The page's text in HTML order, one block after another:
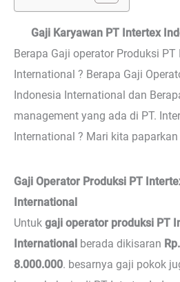
Gaji Karyawan PT Intertex
Berapa Gaji operator Produksi PT
International ? Berapa Gaji
Indonesia International dan
management yang ada di PT.
International ? Mari kita
Gaji Operator Produksi PT
International
Untuk gaji operator produksi PT
International berada dikisaran
8.000.000. besarnya gaji pokok